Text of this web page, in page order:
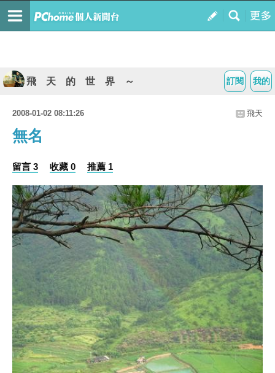
我的
訂閱
飛 天 的 世 界 ～
2008-01-02 08:11:26 飛天
無名
留言 3 收藏 0 推薦 1